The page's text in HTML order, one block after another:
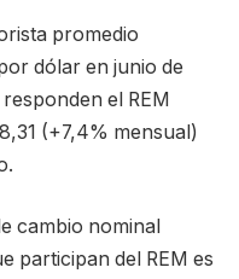
promedio
dólar en junio de
el REM
(+7,4% mensual)
cambio nominal
participan del REM es